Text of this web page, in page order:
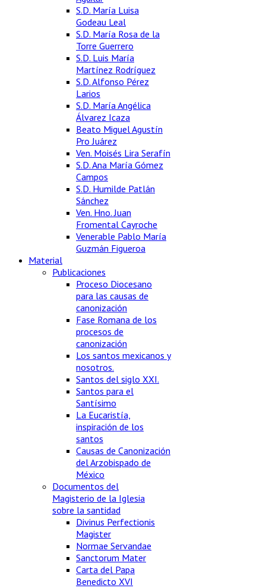
S.D. María Luisa
Godeau Leal
S.D. María Rosa de la
Torre Guerrero
S.D. Luis María
Martínez Rodríguez
S.D. Alfonso Pérez
Larios
S.D. María Angélica
Álvarez Icaza
Beato Miguel Agustín
Pro Juárez
Ven. Moisés Lira Serafín
S.D. Ana María Gómez
Campos
S.D. Humilde Patlán
Sánchez
Ven. Hno. Juan
Fromental Cayroche
Venerable Pablo María
Guzmán Figueroa
Material
Publicaciones
Proceso Diocesano
para las causas de
canonización
Fase Romana de los
procesos de
canonización
Los santos mexicanos y
nosotros.
Santos del siglo XXI.
Santos para el
Santísimo
La Eucaristía,
inspiración de los
santos
Causas de Canonización
del Arzobispado de
México
Documentos del
Magisterio de la Iglesia
sobre la santidad
Divinus Perfectionis
Magister
Normae Servandae
Sanctorum Mater
Carta del Papa
Benedicto XVI